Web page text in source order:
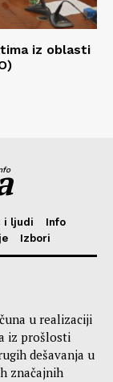
iz oblasti
i ljudi
Info
Izbori
u realizaciji
iz prošlosti
dešavanja u
značajnih